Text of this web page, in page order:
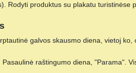
Rodyti produktus su plakatu turistinėse
galvos skausmo diena, vietoj
raštingumo diena, "Parama".